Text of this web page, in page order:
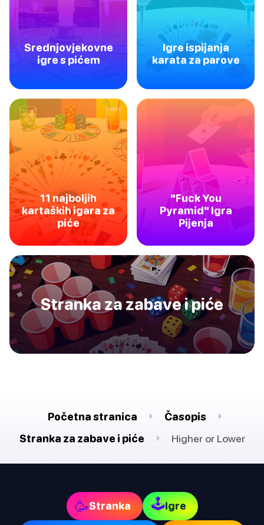
Srednjovjekovne
igre s pićem
Igre ispijanja
karata za parove
11 najboljih
kartaških igara za
piće
"Fuck You
Pyramid" Igra
Pijenja
Stranka za zabave i piće
Početna stranica
Časopis
Stranka za zabave i piće
Higher or Lower
🥳Stranka 🕹Igre